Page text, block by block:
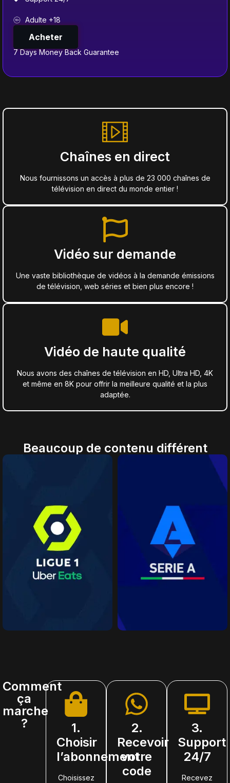
Adulte +18
Acheter
7 Days Money Back Guarantee
Chaînes en direct
Nous fournissons un accès à plus de 23 000 chaînes de
télévision en direct du monde entier !
Vidéo sur demande
Une vaste bibliothèque de vidéos à la demande émissions
de télévision, web séries et bien plus encore !
Vidéo de haute qualité
Nous avons des chaînes de télévision en HD, Ultra HD, 4K
et même en 8K pour offrir la meilleure qualité et la plus
adaptée.
Beaucoup de contenu différent
Comment
ça
marche
?
1.
Choisir
l’abonnement
Choisissez
2.
Recevoir
votre
code
3.
Support
24/7
Recevez